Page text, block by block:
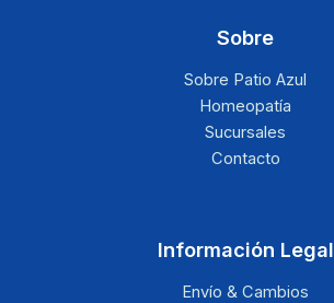
Sobre
Sobre Patio Azul
Homeopatía
Sucursales
Contacto
Información Legal
Envío & Cambios